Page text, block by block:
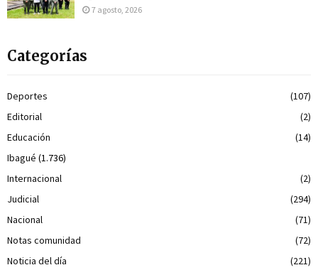
7 agosto, 2026
Categorías
Deportes
(107)
Editorial
(2)
Educación
(14)
Ibagué (1.736)
Internacional
(2)
Judicial
(294)
Nacional
(71)
Notas comunidad
(72)
Noticia del día
(221)